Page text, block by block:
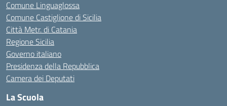
Comune Linguaglossa
Comune Castiglione di Sicilia
Città Metr. di Catania
Regione Sicilia
Governo italiano
Presidenza della Repubblica
Camera dei Deputati
La Scuola